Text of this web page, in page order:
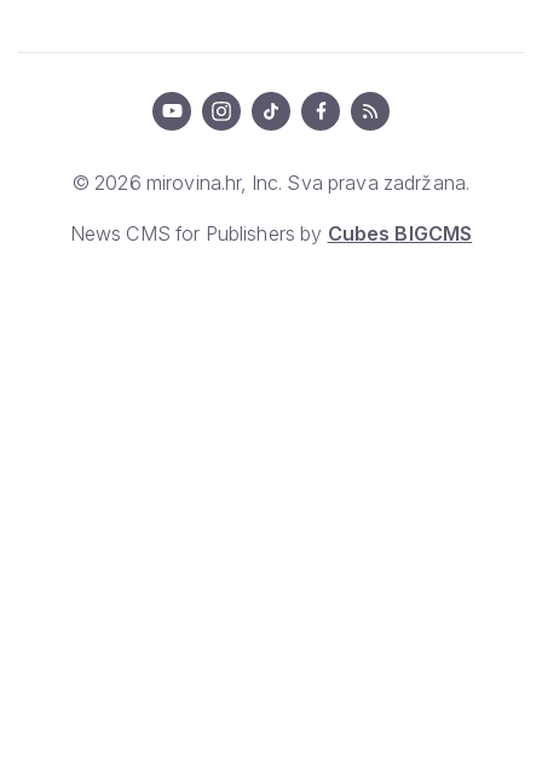
© 2026 mirovina.hr, Inc. Sva prava zadržana.
News CMS for Publishers by Cubes BIGCMS